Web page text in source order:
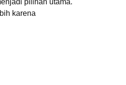
pilihan utama.
karena